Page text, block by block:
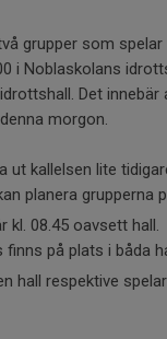
grupper som
i Noblaskolans
Det
morgon.
ut kallelsen lite
planera grupperna
kl. 08.45 oavsett hall.
på plats i båda
hall respektive